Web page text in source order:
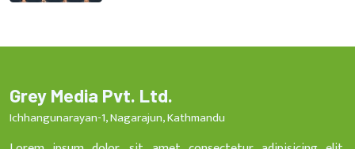
Grey Media Pvt. Ltd.
Ichhangunarayan-1, Nagarajun, Kathmandu